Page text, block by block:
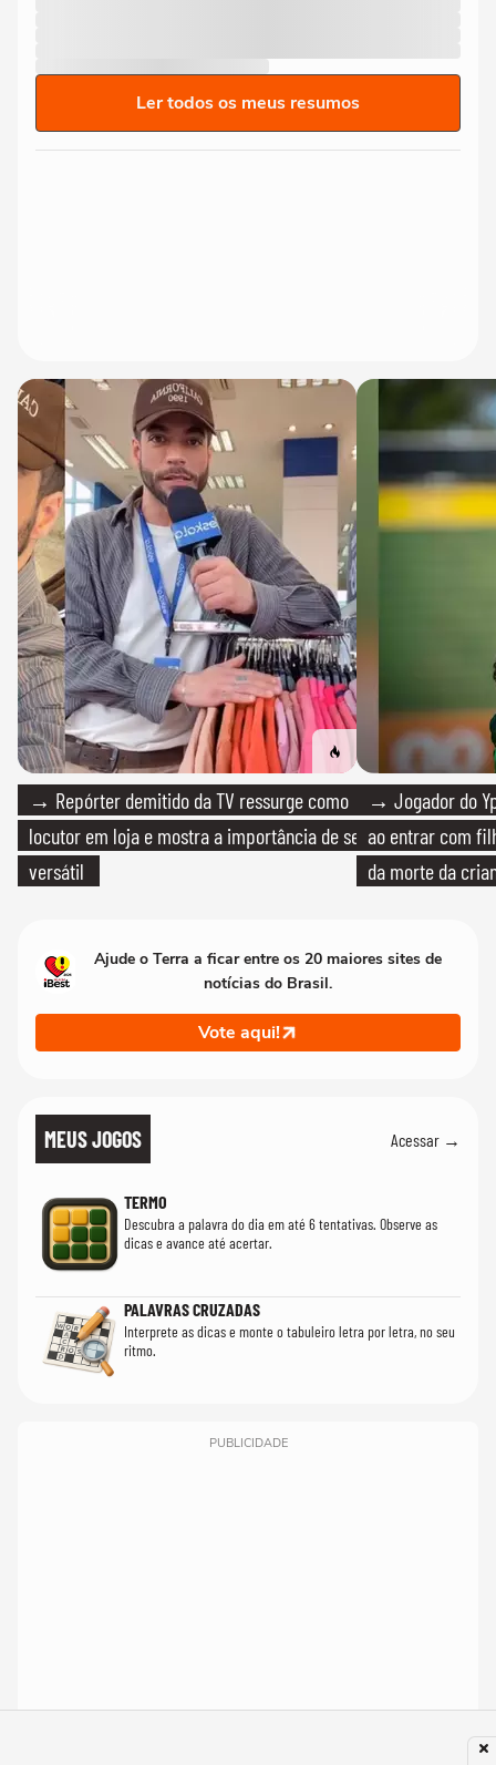
Ler todos os meus resumos
→ Repórter demitido da TV ressurge como
locutor em loja e mostra a importância de ser
versátil
→ Jogador do
ao entrar com
da morte da
Ajude o Terra a ficar entre os 20 maiores sites de
notícias do Brasil.
Vote aqui!
MEUS JOGOS Acessar →
TERMO
Descubra a palavra do dia em até 6 tentativas. Observe as
dicas e avance até acertar.
PALAVRAS CRUZADAS
Interprete as dicas e monte o tabuleiro letra por letra, no seu
ritmo.
PUBLICIDADE